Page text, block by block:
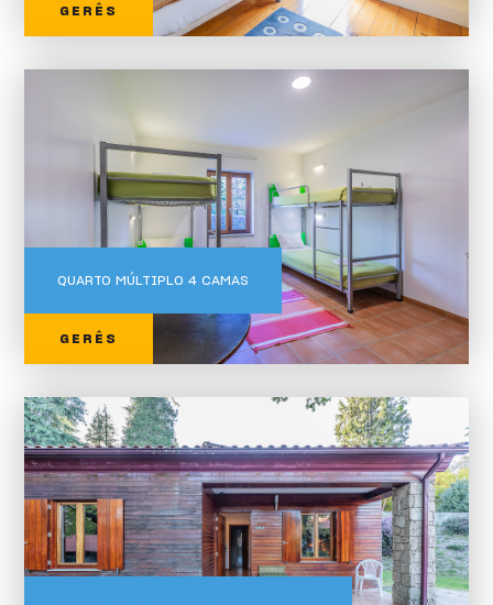
Tipo de Quartos
GERÊS
QUARTO MÚLTIPLO 4 CAMAS
GERÊS